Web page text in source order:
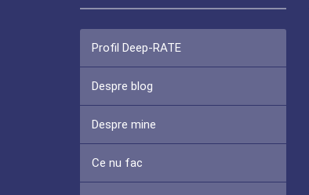
Profil Deep-RATE
Despre blog
Despre mine
Ce nu fac